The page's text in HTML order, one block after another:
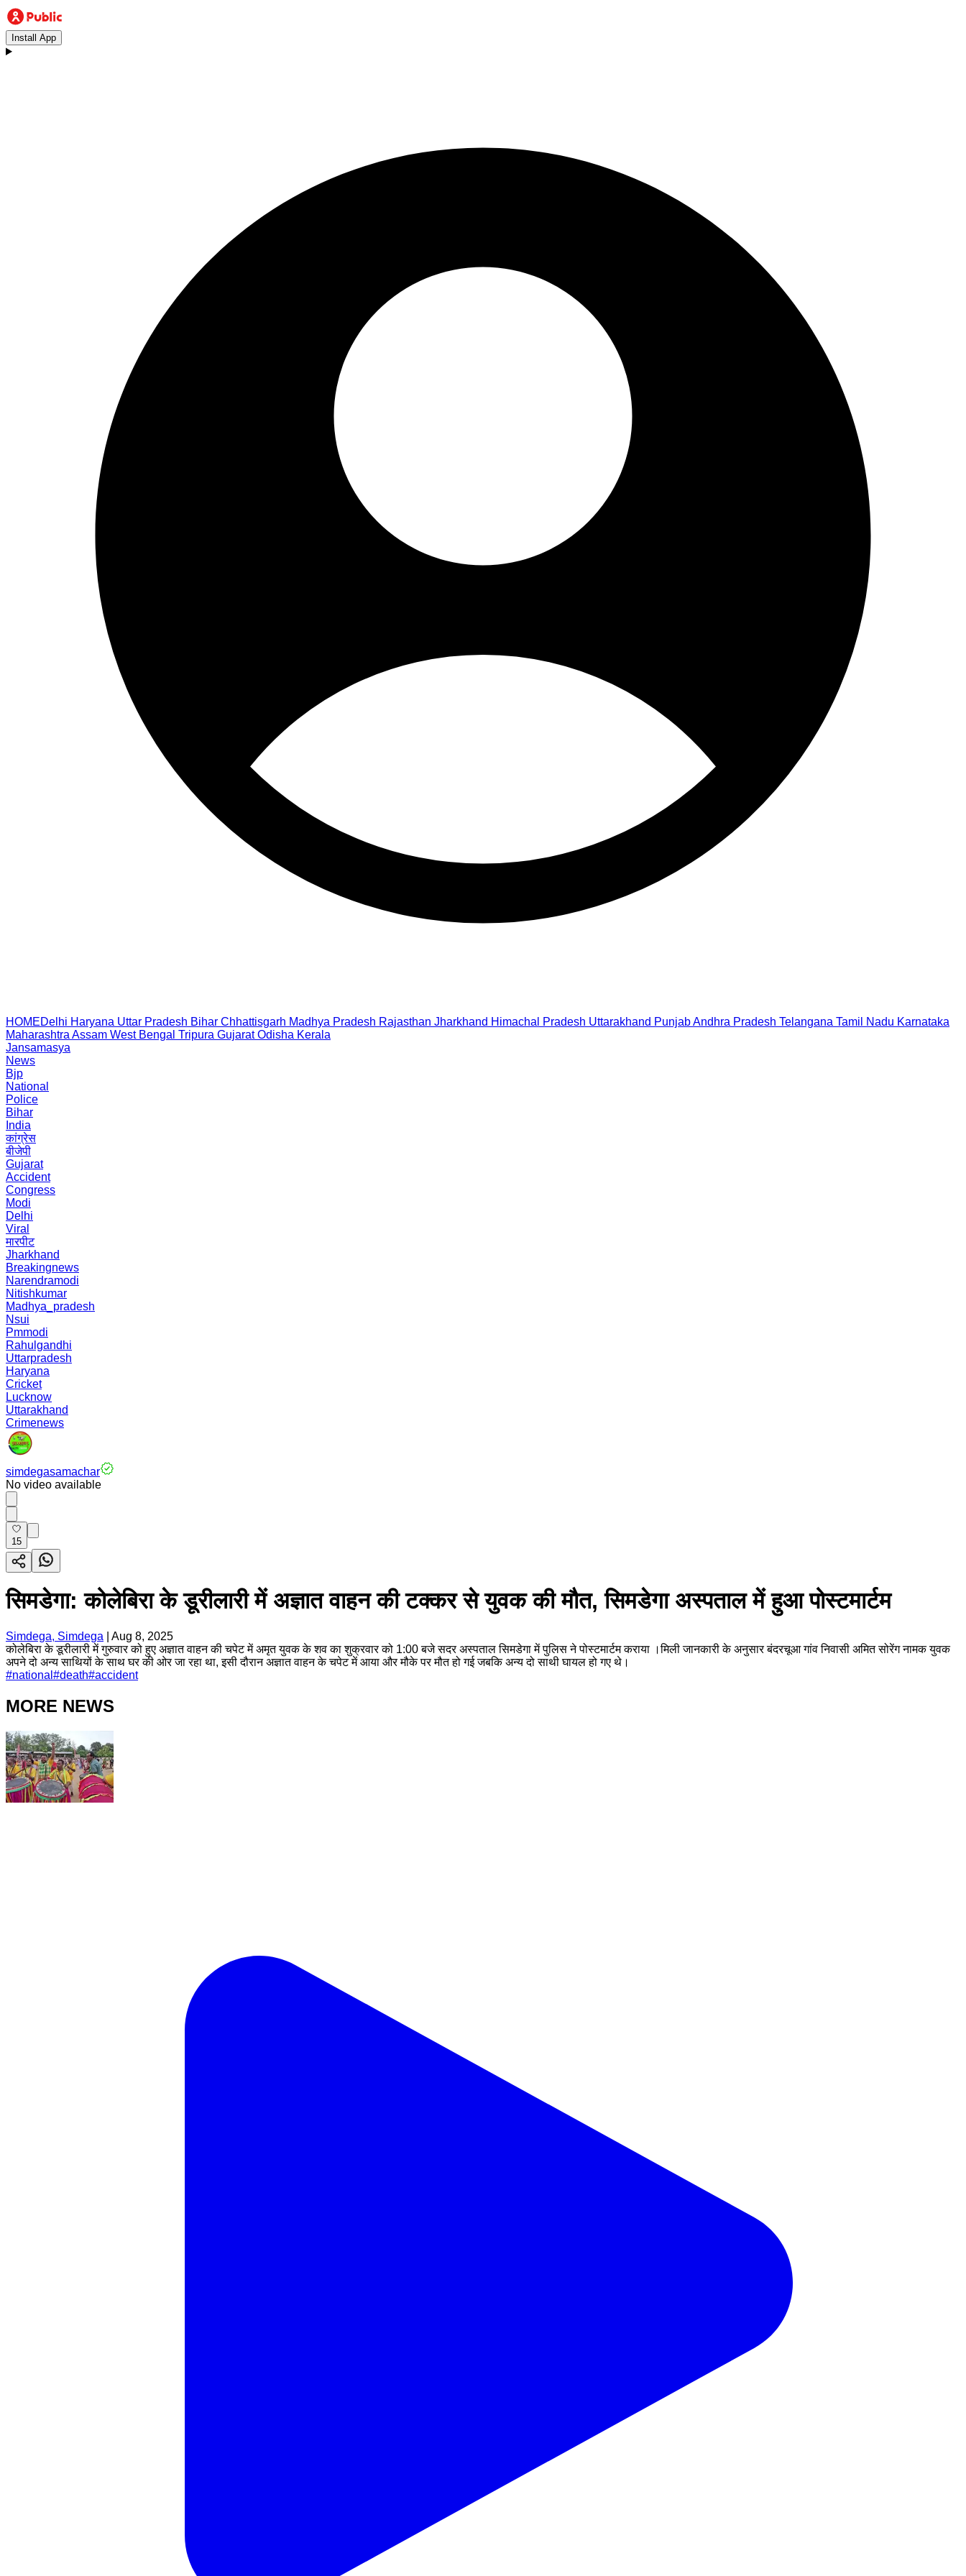
Install App
HOMEDelhi Haryana Uttar Pradesh Bihar Chhattisgarh Madhya Pradesh Rajasthan Jharkhand Himachal Pradesh Uttarakhand PunjabAndhra Pradesh Telangana Tamil Nadu Karnataka
Maharashtra Assam West Bengal Tripura Gujarat Odisha Kerala
Jansamasya
News
Bjp
National
Police
Bihar
India
कांग्रेस
बीजेपी
Gujarat
Accident
Congress
Modi
Delhi
Viral
मारपीट
Jharkhand
Breakingnews
Narendramodi
Nitishkumar
Madhya_pradesh
Nsui
Pmmodi
Rahulgandhi
Uttarpradesh
Haryana
Cricket
Lucknow
Uttarakhand
Crimenews
simdegasamachar
No video available
15
सिमडेगा: कोलेबिरा के डूरीलारी में अज्ञात वाहन की टक्कर से युवक की मौत, सिमडेगा अस्पताल में हुआ पोस्टमार्टम
Simdega, Simdega
Aug 8, 2025
कोलेबिरा के डूरीलारी में गुरुवार को हुए अज्ञात वाहन की चपेट में अमृत युवक के शव का शुक्रवार को 1:00 बजे सदर अस्पताल सिमडेगा में पुलिस ने पोस्टमार्टम कराया ।मिली जानकारी के अनुसार बंदरचूआ गांव निवासी अमित सोरेंग नामक युवक
अपने दो अन्य साथियों के साथ घर की ओर जा रहा था, इसी दौरान अज्ञात वाहन के चपेट में आया और मौके पर मौत हो गई जबकि अन्य दो साथी घायल हो गए थे।
#national #death#accident
MORE NEWS